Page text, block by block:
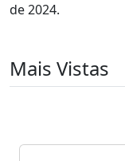
de 2024.
Mais Vistas